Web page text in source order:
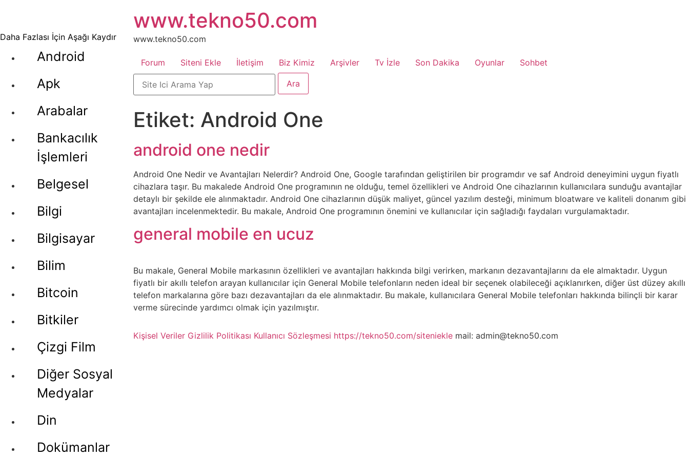
Daha Fazlası İçin Aşağı Kaydır
Android
Apk
Arabalar
Bankacılık
İşlemleri
Belgesel
Bilgi
Bilgisayar
Bilim
Bitcoin
Bitkiler
Çizgi Film
Diğer Sosyal
Medyalar
Din
Dokümanlar
atla
www.tekno50.com
www.tekno50.com
Forum Siteni Ekle İletişim Biz Kimiz Arşivler Tv İzle Son Dakika Oyunlar Sohbet
Etiket: Android One
android one nedir
Android One Nedir ve Avantajları Nelerdir? Android One, Google tarafından geliştirilen bir programdır ve saf Android deneyimini uygun fiyatlı
cihazlara taşır. Bu makalede Android One programının ne olduğu, temel özellikleri ve Android One cihazlarının kullanıcılara sunduğu avantajlar
detaylı bir şekilde ele alınmaktadır. Android One cihazlarının düşük maliyet, güncel yazılım desteği, minimum bloatware ve kaliteli donanım gibi
avantajları incelenmektedir. Bu makale, Android One programının önemini ve kullanıcılar için sağladığı faydaları vurgulamaktadır.
general mobile en ucuz
Bu makale, General Mobile markasının özellikleri ve avantajları hakkında bilgi verirken, markanın dezavantajlarını da ele almaktadır. Uygun
fiyatlı bir akıllı telefon arayan kullanıcılar için General Mobile telefonların neden ideal bir seçenek olabileceği açıklanırken, diğer üst düzey akıllı
telefon markalarına göre bazı dezavantajları da ele alınmaktadır. Bu makale, kullanıcılara General Mobile telefonları hakkında bilinçli bir karar
verme sürecinde yardımcı olmak için yazılmıştır.
Kişisel Veriler Gizlilik Politikası Kullanıcı Sözleşmesi https://tekno50.com/siteniekle mail: admin@tekno50.com